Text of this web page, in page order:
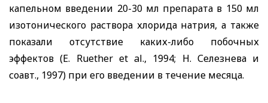
капельном введении 20-30 мл препарата в 150 мл
изотонического раствора хлорида натрия, а также
показали отсутствие каких-либо побочных
эффектов (Е. Ruether et al., 1994; Н. Селезнева и
соавт., 1997) при его введении в течение месяца.